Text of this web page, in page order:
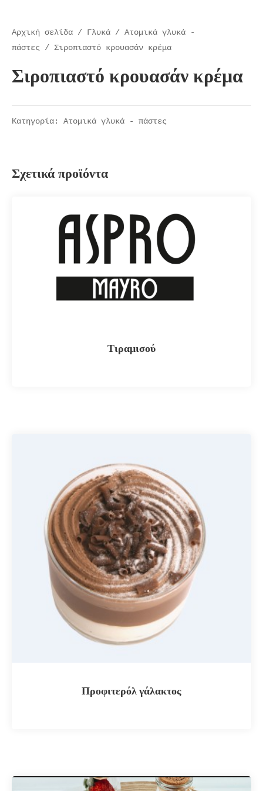
Αρχική σελίδα / Γλυκά / Ατομικά γλυκά -
πάστες / Σιροπιαστό κρουασάν κρέμα
Σιροπιαστό κρουασάν κρέμα
Κατηγορία: Ατομικά γλυκά - πάστες
Σχετικά προϊόντα
Τιραμισού
Προφιτερόλ γάλακτος